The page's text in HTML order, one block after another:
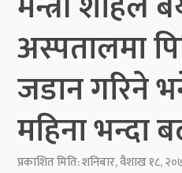
अस्पतालमा
जडान गरिने
महिना भन्दा
प्रकाशित मिति:शनिबार, वैशाख १८,